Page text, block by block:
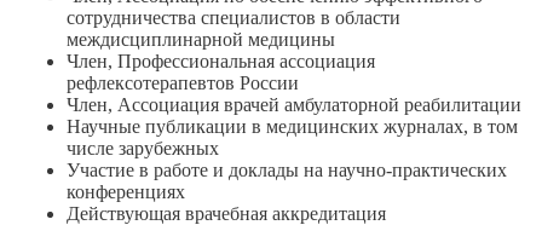
сотрудничества специалистов в области
междисциплинарной медицины
Член, Профессиональная ассоциация
рефлексотерапевтов России
Член, Ассоциация врачей амбулаторной реабилитации
Научные публикации в медицинских журналах, в том
числе зарубежных
Участие в работе и доклады на научно-практических
конференциях
Действующая врачебная аккредитация